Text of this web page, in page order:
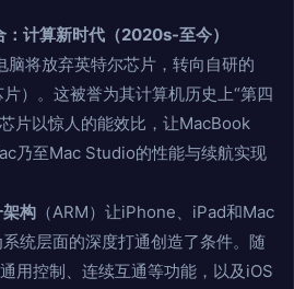
计算新时代（2020s-至今）
将放弃英特尔芯片，转向自研的
）。这被誉为其计算机历史上“第四
片以惊人的能效比，让MacBook
乃至Mac Studio的性能与续航实现
构 （ARM）让iPhone、iPad和Mac
统层面的深度打通创造了条件。随
用控制、连续互通等功能，以及iOS